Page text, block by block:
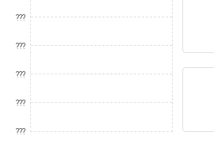
???
???
???
???
???